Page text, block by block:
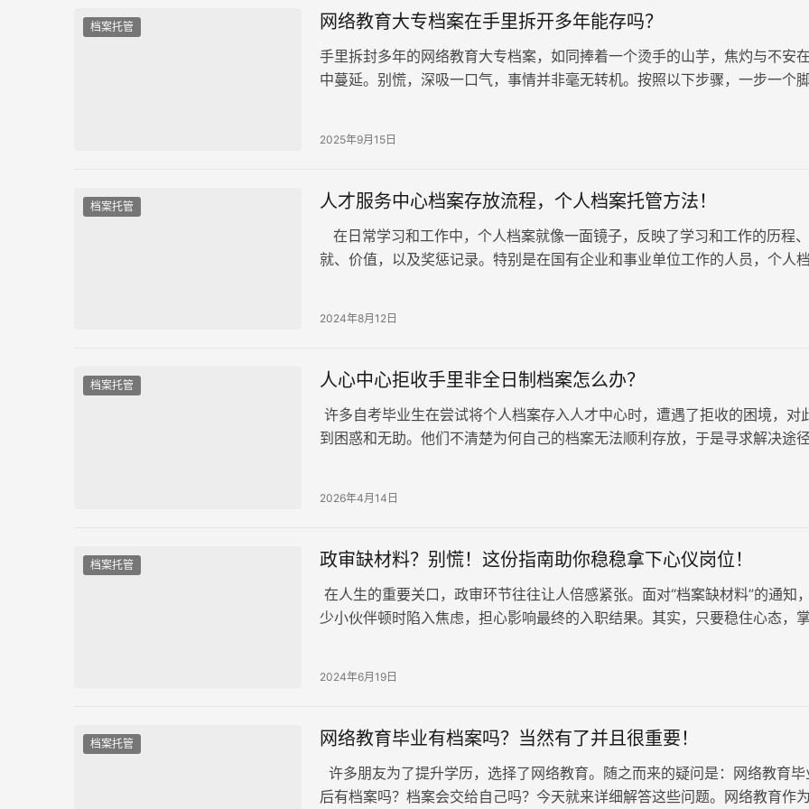
档案托管 网络教育大专档案在手里拆开多年能存吗？
手里拆封多年的网络教育大专档案，如同捧着一个烫手的山芋，焦灼与不安
中蔓延。别慌，深吸一口气，事情并非毫无转机。按照以下步骤，一步一个脚
2025年9月15日
档案托管 人才服务中心档案存放流程，个人档案托管方法！
在日常学习和工作中，个人档案就像一面镜子，反映了学习和工作的历程
就、价值，以及奖惩记录。特别是在国有企业和事业单位工作的人员，个人
帮助您了解如何有效管理个人档案。
2024年8月12日
档案托管 人心中心拒收手里非全日制档案怎么办？
许多自考毕业生在尝试将个人档案存入人才中心时，遭遇了拒收的困境，对
到困惑和无助。他们不清楚为何自己的档案无法顺利存放，于是寻求解决途
2026年4月14日
档案托管 政审缺材料？别慌！这份指南助你稳稳拿下心仪岗位！
在人生的重要关口，政审环节往往让人倍感紧张。面对“档案缺材料”的通知
少小伙伴顿时陷入焦虑，担心影响最终的入职结果。其实，只要稳住心态，
2024年6月19日
档案托管 网络教育毕业有档案吗？当然有了并且很重要！
许多朋友为了提升学历，选择了网络教育。随之而来的疑问是：网络教育毕
后有档案吗？档案会交给自己吗？今天就来详细解答这些问题。网络教育作